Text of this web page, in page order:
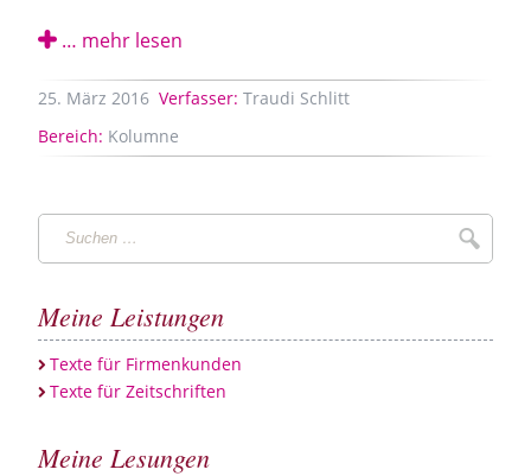
… mehr lesen
25. März 2016 Verfasser: Traudi Schlitt
Bereich: Kolumne
Suchen
…
Meine Leistungen
Texte für Firmenkunden
Texte für Zeitschriften
Meine Lesungen